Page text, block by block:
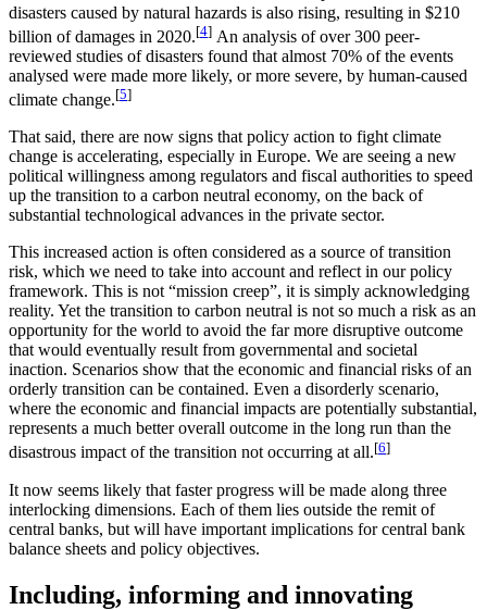
disasters caused by natural hazards is also rising, resulting in $210
billion of damages in 2020.[4] An analysis of over 300 peer-
reviewed studies of disasters found that almost 70% of the events
analysed were made more likely, or more severe, by human-caused
climate change.[5]
That said, there are now signs that policy action to fight climate
change is accelerating, especially in Europe. We are seeing a new
political willingness among regulators and fiscal authorities to speed
up the transition to a carbon neutral economy, on the back of
substantial technological advances in the private sector.
This increased action is often considered as a source of transition
risk, which we need to take into account and reflect in our policy
framework. This is not “mission creep”, it is simply acknowledging
reality. Yet the transition to carbon neutral is not so much a risk as an
opportunity for the world to avoid the far more disruptive outcome
that would eventually result from governmental and societal
inaction. Scenarios show that the economic and financial risks of an
orderly transition can be contained. Even a disorderly scenario,
where the economic and financial impacts are potentially substantial,
represents a much better overall outcome in the long run than the
disastrous impact of the transition not occurring at all.[6]
It now seems likely that faster progress will be made along three
interlocking dimensions. Each of them lies outside the remit of
central banks, but will have important implications for central bank
balance sheets and policy objectives.
Including, informing and innovating